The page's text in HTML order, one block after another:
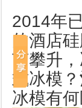
2014年
的酒店
节攀升
式冰模？
冰模有何